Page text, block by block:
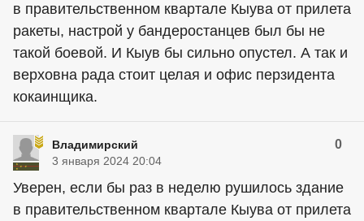
в правительственном квартале Кыува от прилета
ракеты, настрой у бандеростанцев был бы не
такой боевой. И Кыув бы сильно опустел. А так и
верховна рада стоит целая и офис перзидента
кокаинщика.
Владимирский 0
3 января 2024 20:04
Уверен, если бы раз в неделю рушилось здание
в правительственном квартале Кыува от прилета